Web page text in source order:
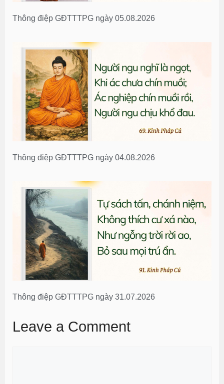
Thông điệp GĐTTTPG ngày 05.08.2026
Thông điệp GĐTTTPG ngày 04.08.2026
Thông điệp GĐTTTPG ngày 31.07.2026
Leave a Comment